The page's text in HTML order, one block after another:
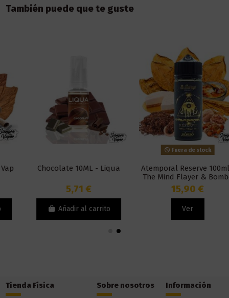
También puede que te guste
Chocolate 10ML - Liqua
5,71 €
Añadir al carrito
Fuera de stock
Atemporal Reserve 100ml -
The Mind Flayer & Bombo
15,90 €
Tienda Física Sobre nosotros Información